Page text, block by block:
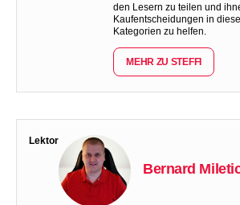
den Lesern zu teilen und
Kaufentscheidungen in
Kategorien zu helfen.
MEHR ZU STEFFI
Lektor
Bernard